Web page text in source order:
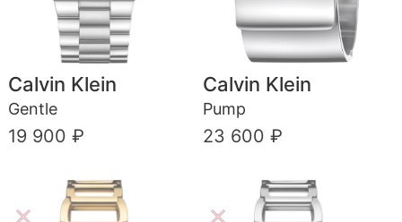
Calvin Klein
Gentle
19 900 ₽
Calvin Klein
Pump
23 600 ₽